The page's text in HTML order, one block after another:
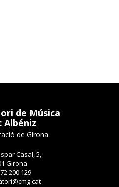
de Música
Albéniz
de Girona
Casal, 5,
Girona
200 129